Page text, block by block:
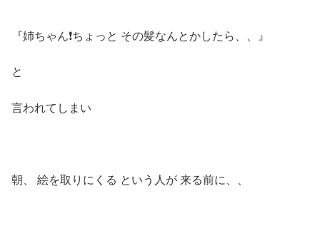
『姉ちゃん❗️ちょっと その髪なんとかしたら、、』
と
言われてしまい
朝、 絵を取りにくる という人が 来る前に、、